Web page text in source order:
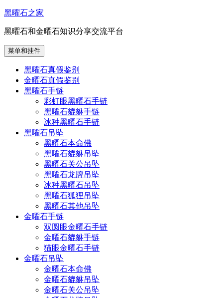
跳
内
容
黑曜石之家
黑曜石和金曜石知识分享交流平台
菜单和挂件
黑曜石真假鉴别
金曜石真假鉴别
黑曜石手链
彩虹眼黑曜石手链
黑曜石貔貅手链
冰种黑曜石手链
黑曜石吊坠
黑曜石本命佛
黑曜石貔貅吊坠
黑曜石关公吊坠
黑曜石龙牌吊坠
冰种黑曜石吊坠
黑曜石狐狸吊坠
黑曜石其他吊坠
金曜石手链
双圆眼金曜石手链
金曜石貔貅手链
猫眼金曜石手链
金曜石吊坠
金曜石本命佛
金曜石貔貅吊坠
金曜石关公吊坠